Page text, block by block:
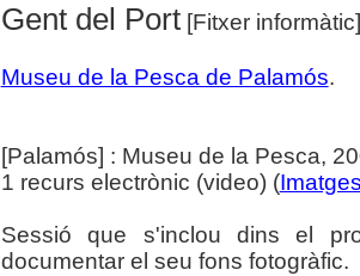
Gent del Port[Fitxer
Museu de la Pesca de Palamós.
[Palamós] : Museu de la Pesca,
1 recurs electrònic (video) (
Sessió que s'inclou dins el
documentar el seu fons fotogràfic.